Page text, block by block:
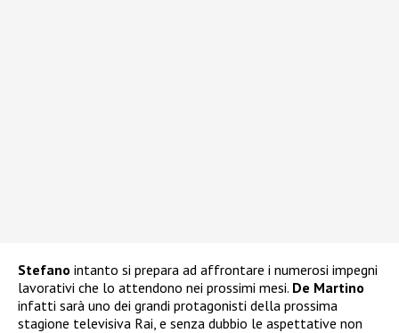
Stefano intanto si prepara ad affrontare i numerosi impegni
lavorativi che lo attendono nei prossimi mesi. De Martino
infatti sarà uno dei grandi protagonisti della prossima
stagione televisiva Rai, e senza dubbio le aspettative non